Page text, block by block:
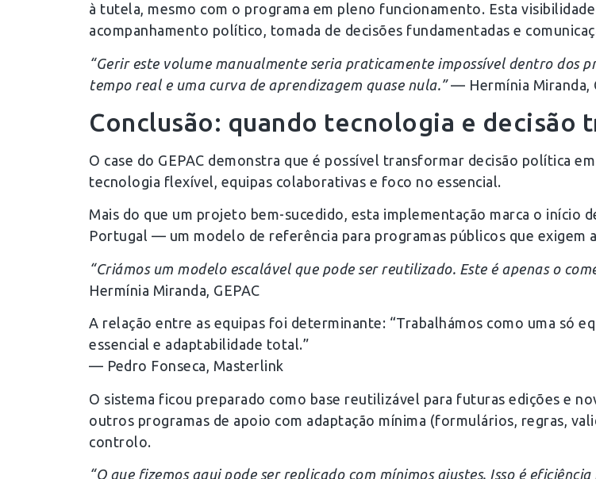
à tutela, mesmo com o programa em pleno funcionamento. Esta
acompanhamento político, tomada de decisões fundamentadas e
“Gerir este volume manualmente seria praticamente impossível dentro dos
tempo real e uma curva de aprendizagem quase nula.”— Hermínia Miranda,
Conclusão: quando tecnologia e decisão
O case do GEPAC demonstra que é possível transformar decisão política
tecnologia flexível, equipas colaborativas e foco no essencial.
Mais do que um projeto bem-sucedido, esta implementação marca o início
Portugal — um modelo de referência para programas públicos que exigem
“Criámos um modelo escalável que pode ser reutilizado. Este é apenas o
Hermínia Miranda, GEPAC
A relação entre as equipas foi determinante: “Trabalhámos como uma só
essencial e adaptabilidade total.”
— Pedro Fonseca, Masterlink
O sistema ficou preparado como base reutilizável para futuras edições e
outros programas de apoio com adaptação mínima (formulários, regras,
controlo.
“O que fizemos aqui pode ser replicado com mínimos ajustes. Isso é eficiência